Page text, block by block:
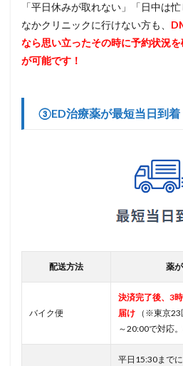
「平日休みが取れない」「日中は
なかクリニックに行けない方も、
なら思い立ったその時に予約状況
が可能です！
③ED治療薬が最短当日到着
配送方法 薬
バイク便
決済完了後、3
届け （※東京
～20:00で対応
平日15:30まで